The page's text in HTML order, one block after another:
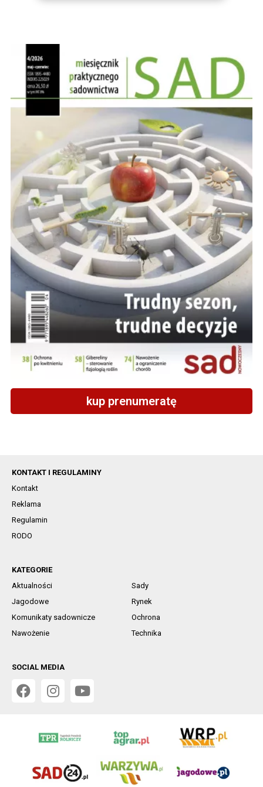
kup prenumeratę
KONTAKT I REGULAMINY
Kontakt
Reklama
Regulamin
RODO
KATEGORIE
Aktualności
Sady
Jagodowe
Rynek
Komunikaty sadownicze
Ochrona
Nawożenie
Technika
SOCIAL MEDIA